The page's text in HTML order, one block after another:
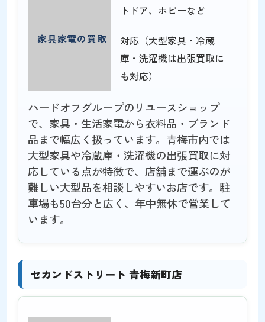
トドア、ホビーなど
家具家電の買取
対応（大型家具・冷蔵
庫・洗濯機は出張買取に
も対応）
ハードオフグループのリユースショップ
で、家具・生活家電から衣料品・ブランド
品まで幅広く扱っています。青梅市内では
大型家具や冷蔵庫・洗濯機の出張買取に対
応している点が特徴で、店舗まで運ぶのが
難しい大型品を相談しやすいお店です。駐
車場も50台分と広く、年中無休で営業して
います。
セカンドストリート 青梅新町店